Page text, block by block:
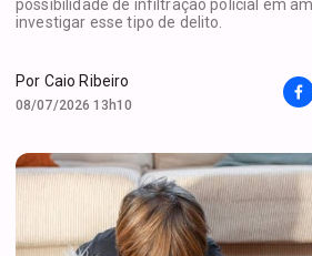
possibilidade de infiltração policial em
investigar esse tipo de delito.
Por Caio Ribeiro
08/07/2026 13h10